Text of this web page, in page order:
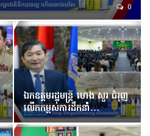
0
ឯកឧត្តមរដ្ឋមន្រ្តី ហេង សួរ ជំរុញ
លើកកម្ពស់ការដឹកនាំ…